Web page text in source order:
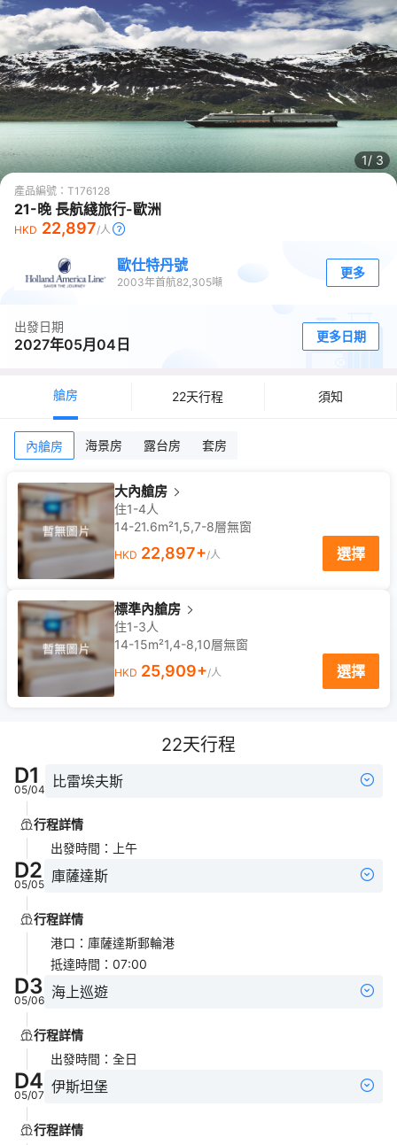
1/ 3
產品編號： T176128
21-晚 長航綫旅行-歐洲
HKD 22,897/人
歐仕特丹號
2003年首航82,305噸
更多
出發日期
2027年05月04日 更多日期
艙房 22天行程 須知
內艙房 海景房 露台房 套房
大內艙房
住1-4人
14-21.6m²1,5,7-8層無窗
HKD 22,897+/人 選擇
標準內艙房
住1-3人
14-15m²1,4-8,10層無窗
HKD 25,909+/人 選擇
22天行程
D1
05/04 比雷埃夫斯
行程詳情
出發時間 ： 上午
D2
05/05 庫薩達斯
行程詳情
港口 ： 庫薩達斯郵輪港
抵達時間 ： 07:00
D3
05/06 海上巡遊
行程詳情
出發時間 ： 全日
D4
05/07 伊斯坦堡
行程詳情